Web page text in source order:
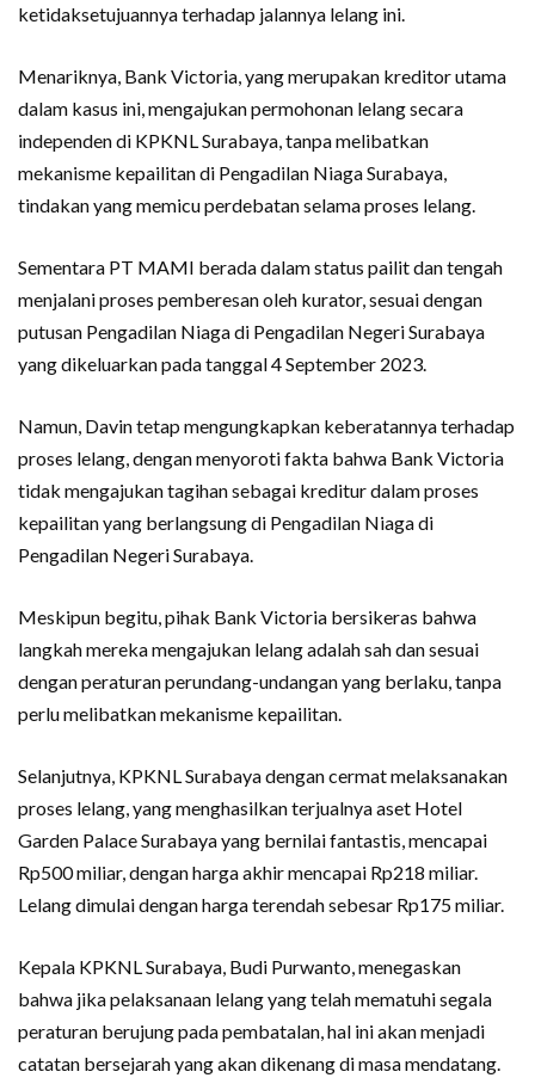
ketidaksetujuannya terhadap jalannya lelang ini.
Menariknya, Bank Victoria, yang merupakan kreditor utama
dalam kasus ini, mengajukan permohonan lelang secara
independen di KPKNL Surabaya, tanpa melibatkan
mekanisme kepailitan di Pengadilan Niaga Surabaya,
tindakan yang memicu perdebatan selama proses lelang.
Sementara PT MAMI berada dalam status pailit dan tengah
menjalani proses pemberesan oleh kurator, sesuai dengan
putusan Pengadilan Niaga di Pengadilan Negeri Surabaya
yang dikeluarkan pada tanggal 4 September 2023.
Namun, Davin tetap mengungkapkan keberatannya terhadap
proses lelang, dengan menyoroti fakta bahwa Bank Victoria
tidak mengajukan tagihan sebagai kreditur dalam proses
kepailitan yang berlangsung di Pengadilan Niaga di
Pengadilan Negeri Surabaya.
Meskipun begitu, pihak Bank Victoria bersikeras bahwa
langkah mereka mengajukan lelang adalah sah dan sesuai
dengan peraturan perundang-undangan yang berlaku, tanpa
perlu melibatkan mekanisme kepailitan.
Selanjutnya, KPKNL Surabaya dengan cermat melaksanakan
proses lelang, yang menghasilkan terjualnya aset Hotel
Garden Palace Surabaya yang bernilai fantastis, mencapai
Rp500 miliar, dengan harga akhir mencapai Rp218 miliar.
Lelang dimulai dengan harga terendah sebesar Rp175 miliar.
Kepala KPKNL Surabaya, Budi Purwanto, menegaskan
bahwa jika pelaksanaan lelang yang telah mematuhi segala
peraturan berujung pada pembatalan, hal ini akan menjadi
catatan bersejarah yang akan dikenang di masa mendatang.